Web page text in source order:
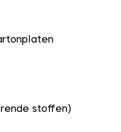
stoffen)